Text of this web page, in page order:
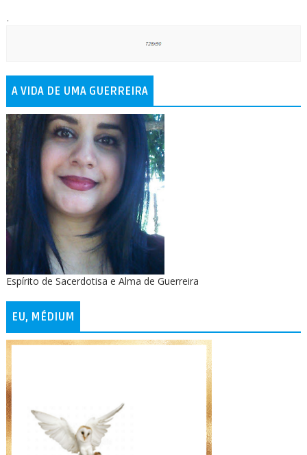
.
A VIDA DE UMA GUERREIRA
Espírito de Sacerdotisa e Alma de Guerreira
EU, MÉDIUM